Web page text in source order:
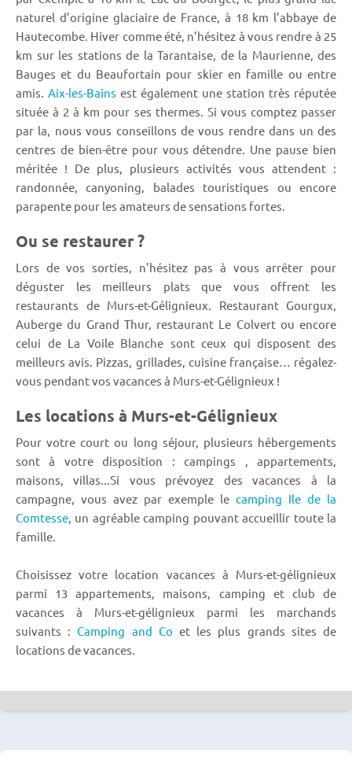
naturel d’origine glaciaire de France, à 18 km l’abbaye de
Hautecombe. Hiver comme été, n’hésitez à vous rendre à 25
km sur les stations de la Tarantaise, de la Maurienne, des
Bauges et du Beaufortain pour skier en famille ou entre
amis. Aix-les-Bains est également une station très réputée
située à 2 à km pour ses thermes. Si vous comptez passer
par la, nous vous conseillons de vous rendre dans un des
centres de bien-être pour vous détendre. Une pause bien
méritée ! De plus, plusieurs activités vous attendent :
randonnée, canyoning, balades touristiques ou encore
parapente pour les amateurs de sensations fortes.
Ou se restaurer ?
Lors de vos sorties, n’hésitez pas à vous arrêter pour
déguster les meilleurs plats que vous offrent les
restaurants de Murs-et-Gélignieux. Restaurant Gourgux,
Auberge du Grand Thur, restaurant Le Colvert ou encore
celui de La Voile Blanche sont ceux qui disposent des
meilleurs avis. Pizzas, grillades, cuisine française… régalez-
vous pendant vos vacances à Murs-et-Gélignieux !
Les locations à Murs-et-Gélignieux
Pour votre court ou long séjour, plusieurs hébergements
sont à votre disposition : campings , appartements,
maisons, villas...Si vous prévoyez des vacances à la
campagne, vous avez par exemple le camping Ile de la
Comtesse, un agréable camping pouvant accueillir toute la
famille.
Choisissez votre location vacances à Murs-et-gélignieux
parmi 13 appartements, maisons, camping et club de
vacances à Murs-et-gélignieux parmi les marchands
suivants :Camping and Co et les plus grands sites de
locations de vacances.